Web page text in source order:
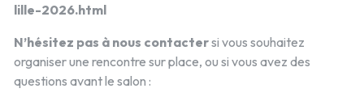
lille-2026.html
N’hésitez pas à nous contactersi vous souhaitez
organiser une rencontre sur place, ou si vous avez des
questions avant le salon :